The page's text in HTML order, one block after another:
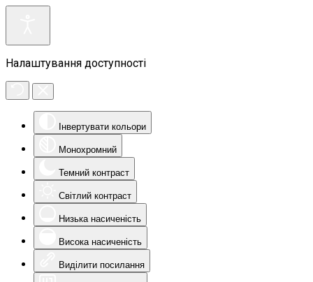
Налаштування доступності
Інвертувати кольори
Монохромний
Темний контраст
Світлий контраст
Низька насиченість
Висока насиченість
Виділити посилання